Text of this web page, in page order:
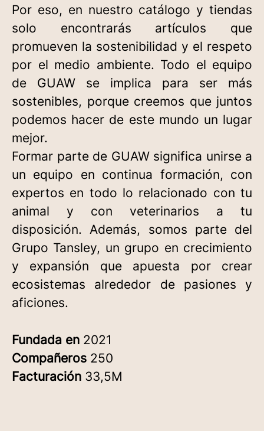
Por eso, en nuestro catálogo y tiendas
solo encontrarás artículos que
promueven la sostenibilidad y el respeto
por el medio ambiente. Todo el equipo
de GUAW se implica para ser más
sostenibles, porque creemos que juntos
podemos hacer de este mundo un lugar
mejor. ​
Formar parte de GUAW significa unirse a
un equipo en continua formación, con
expertos en todo lo relacionado con tu
animal y con veterinarios a tu
disposición. Además, somos parte del
Grupo Tansley, un grupo en crecimiento
y expansión que apuesta por crear
ecosistemas alrededor de pasiones y
aficiones.
Fundada en 2021
Compañeros 250
Facturación 33,5M